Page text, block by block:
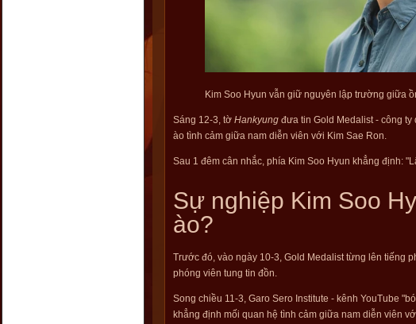
Kim Soo Hyun vẫn giữ nguyên lập trường giữa
Sáng 12-3, tờ Hankyung đưa tin Gold Medalist - công
ào tình cảm giữa nam diễn viên với Kim Sae Ron.
Sau 1 đêm cân nhắc, phía Kim Soo Hyun khẳng định:
Sự nghiệp Kim Soo
ào?
Trước đó, vào ngày 10-3, Gold Medalist từng lên tiếng
phóng viên tung tin đồn.
Song chiều 11-3, Garo Sero Institute - kênh YouTube
khẳng định mối quan hệ tình cảm giữa nam diễn viên